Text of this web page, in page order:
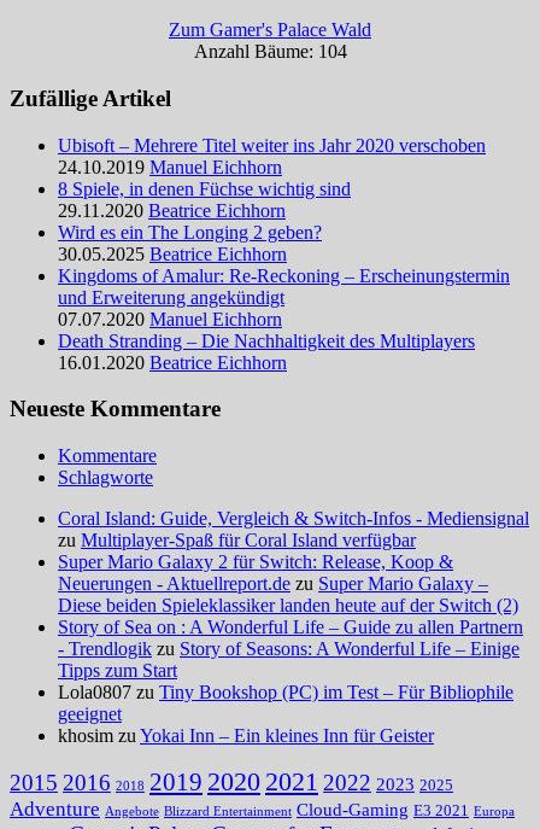
Zum Gamer's Palace Wald
Anzahl Bäume: 104
Zufällige Artikel
Ubisoft – Mehrere Titel weiter ins Jahr 2020 verschoben
24.10.2019 Manuel Eichhorn
8 Spiele, in denen Füchse wichtig sind
29.11.2020 Beatrice Eichhorn
Wird es ein The Longing 2 geben?
30.05.2025 Beatrice Eichhorn
Kingdoms of Amalur: Re-Reckoning – Erscheinungstermin
und Erweiterung angekündigt
07.07.2020 Manuel Eichhorn
Death Stranding – Die Nachhaltigkeit des Multiplayers
16.01.2020 Beatrice Eichhorn
Neueste Kommentare
Kommentare
Schlagworte
Coral Island: Guide, Vergleich & Switch-Infos - Mediensignal
zu Multiplayer-Spaß für Coral Island verfügbar
Super Mario Galaxy 2 für Switch: Release, Koop &
Neuerungen - Aktuellreport.de zu Super Mario Galaxy –
Diese beiden Spieleklassiker landen heute auf der Switch (2)
Story of Sea on : A Wonderful Life – Guide zu allen Partnern
- Trendlogik zu Story of Seasons: A Wonderful Life – Einige
Tipps zum Start
Lola0807 zu Tiny Bookshop (PC) im Test – Für Bibliophile
geeignet
khosim zu Yokai Inn – Ein kleines Inn für Geister
2015 2016 2018 2019 2020 2021 2022 2023 2025
Adventure Angebote Blizzard Entertainment Cloud-Gaming E3 2021 Europa